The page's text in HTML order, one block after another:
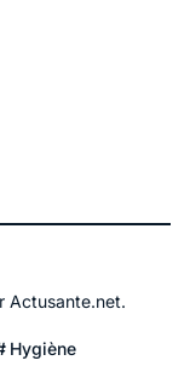
Actusante.net.
Hygiène